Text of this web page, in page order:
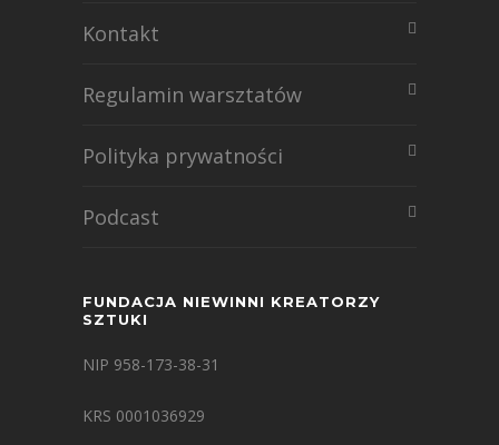
Kontakt
Regulamin warsztatów
Polityka prywatności
Podcast
FUNDACJA NIEWINNI KREATORZY
SZTUKI
NIP 958-173-38-31
KRS 0001036929